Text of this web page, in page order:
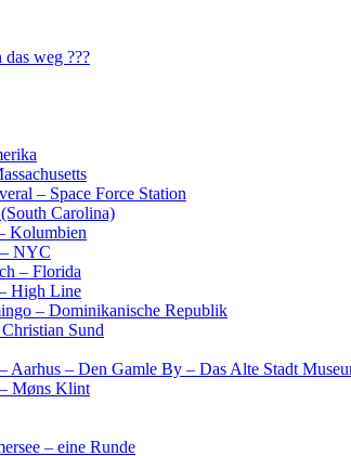
weg ???
– Space Force Station
Carolina)
Kolumbien
NYC
– Florida
High Line
– Dominikanische Republik
Sund
Aarhus – Den Gamle By – Das Alte Stadt
Møns Klint
– eine Runde